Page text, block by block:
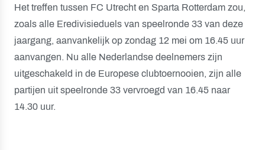
Het treffen tussen FC Utrecht en Sparta Rotterdam zou,
zoals alle Eredivisieduels van speelronde 33 van deze
jaargang, aanvankelijk op zondag 12 mei om 16.45 uur
aanvangen. Nu alle Nederlandse deelnemers zijn
uitgeschakeld in de Europese clubtoernooien, zijn alle
partijen uit speelronde 33 vervroegd van 16.45 naar
14.30 uur.